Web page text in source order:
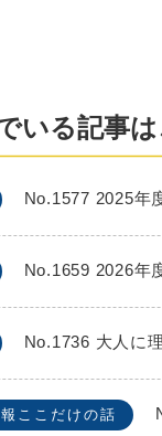
いる記事
No.1577 2025年
No.1659 2026年
No.1736 大人に
ここだけの話